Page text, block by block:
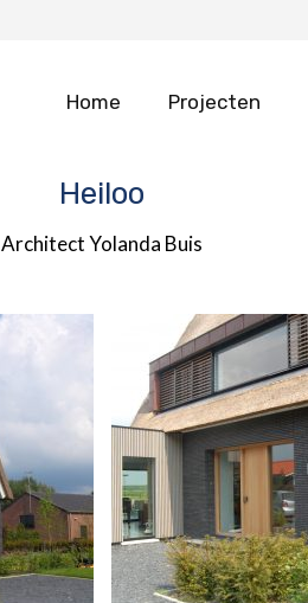
Home Projecten
Heiloo
Architect Yolanda Buis